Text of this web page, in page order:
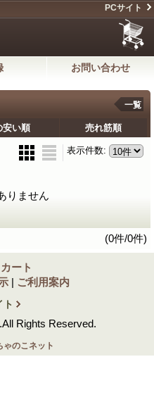
PCサイト
お問い合わせ
一覧
安い順 売れ筋順
表示件数:
りません
(0件/0件)
カート
| ご利用案内
ト
Rights Reserved.
ゃのこネット